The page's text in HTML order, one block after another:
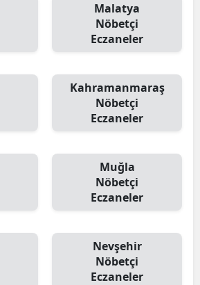
Malatya
Nöbetçi
Eczaneler
Kahramanmaraş
Nöbetçi
Eczaneler
Muğla
Nöbetçi
Eczaneler
Nevşehir
Nöbetçi
Eczaneler